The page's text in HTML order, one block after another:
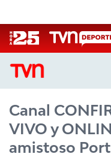
CASTING
CASTING TVN
Canal
VIVO y
amistoso